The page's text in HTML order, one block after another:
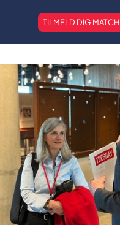
TILMELD DIG MATCH